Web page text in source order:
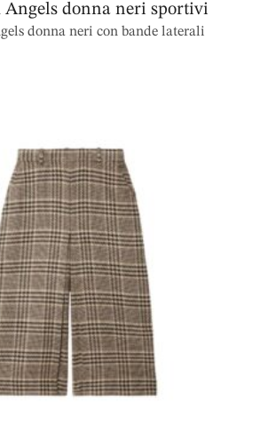
Angels donna neri sportivi
donna neri con bande laterali